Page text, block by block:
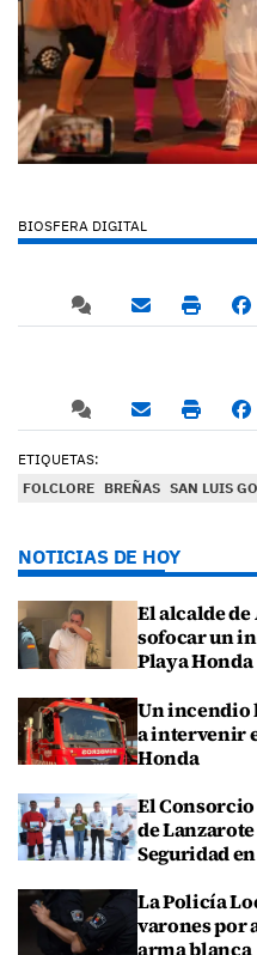
BIOSFERA DIGITAL
ETIQUETAS:
FOLCLORE BREÑAS SAN LUIS
NOTICIAS DE HOY
El alcalde
sofocar un
Playa Honda
Un incendio
a intervenir
Honda
El
de
Seguridad
La Policía
varones por
arma blanca